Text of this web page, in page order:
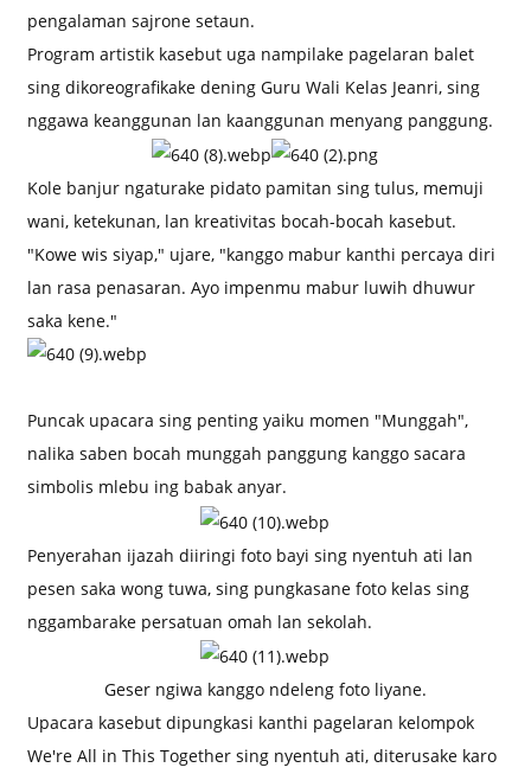
pengalaman sajrone setaun.
Program artistik kasebut uga nampilake pagelaran balet
sing dikoreografikake dening Guru Wali Kelas Jeanri, sing
nggawa keanggunan lan kaanggunan menyang panggung.
Kole banjur ngaturake pidato pamitan sing tulus, memuji
wani, ketekunan, lan kreativitas bocah-bocah kasebut.
"Kowe wis siyap," ujare, "kanggo mabur kanthi percaya diri
lan rasa penasaran. Ayo impenmu mabur luwih dhuwur
saka kene."
Puncak upacara sing penting yaiku momen "Munggah",
nalika saben bocah munggah panggung kanggo sacara
simbolis mlebu ing babak anyar.
Penyerahan ijazah diiringi foto bayi sing nyentuh ati lan
pesen saka wong tuwa, sing pungkasane foto kelas sing
nggambarake persatuan omah lan sekolah.
Geser ngiwa kanggo ndeleng foto liyane.
Upacara kasebut dipungkasi kanthi pagelaran kelompok
We're All in This Together sing nyentuh ati, diterusake karo